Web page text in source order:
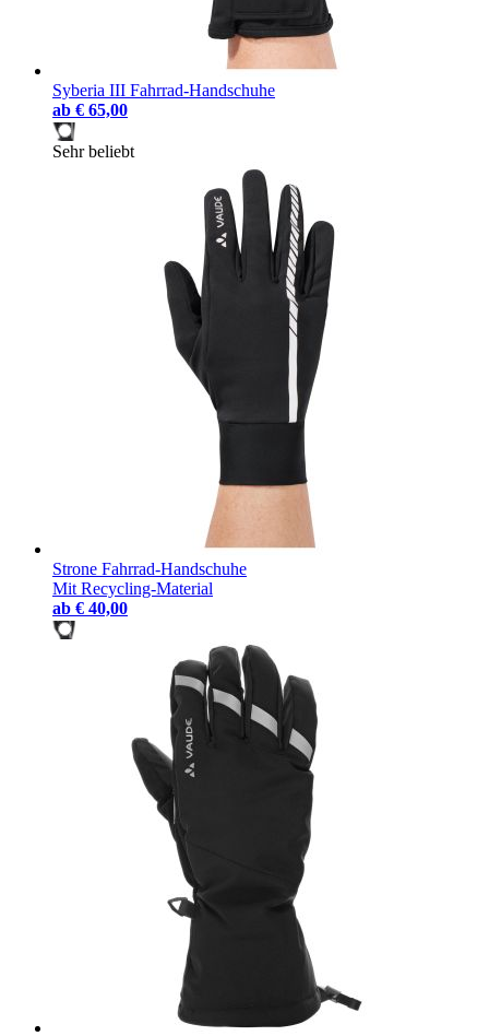
Syberia III Fahrrad-Handschuhe
ab € 65,00
Sehr beliebt
Strone Fahrrad-Handschuhe
Mit Recycling-Material
ab € 40,00